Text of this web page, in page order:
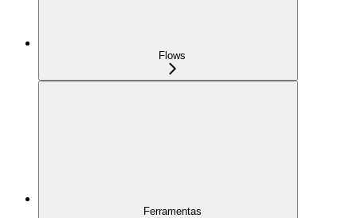
Flows
Ferramentas